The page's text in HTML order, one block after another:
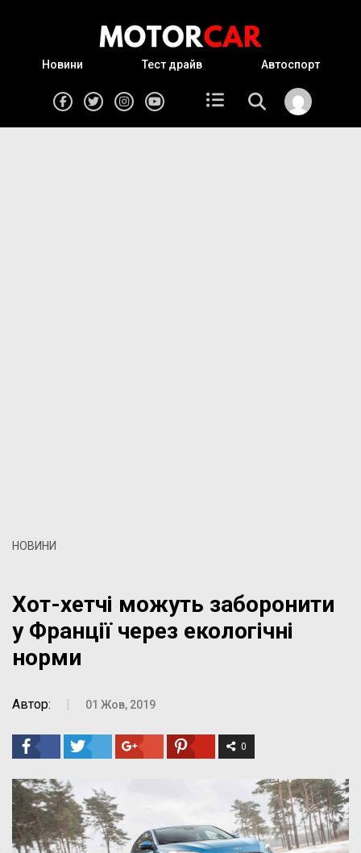
Новини Тест драйв Автоспорт
НОВИНИ
Хот-хетчі можуть заборонити
у Франції через екологічні
норми
Автор: | 01 Жов, 2019
0